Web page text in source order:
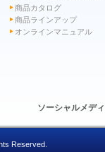
商品カタログ
商品ラインアップ
オンラインマニュアル
ソーシャルメデ
Reserved.